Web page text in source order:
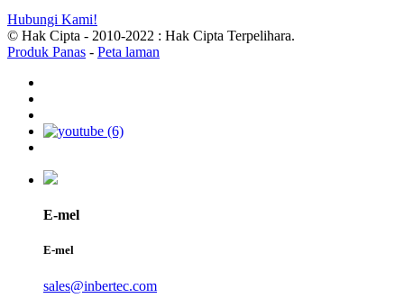
Hubungi Kami!
© Hak Cipta - 2010-2022 : Hak Cipta Terpelihara.
Produk Panas - Peta laman
E-mel
E-mel
sales@inbertec.com